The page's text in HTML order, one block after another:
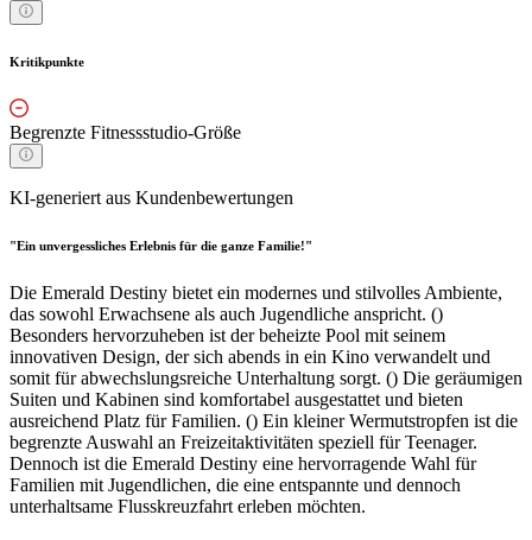
Kritikpunkte
Begrenzte Fitnessstudio-Größe
KI-generiert aus Kundenbewertungen
"Ein unvergessliches Erlebnis für die ganze Familie!"
Die Emerald Destiny bietet ein modernes und stilvolles Ambiente,
das sowohl Erwachsene als auch Jugendliche anspricht. ()
Besonders hervorzuheben ist der beheizte Pool mit seinem
innovativen Design, der sich abends in ein Kino verwandelt und
somit für abwechslungsreiche Unterhaltung sorgt. () Die geräumigen
Suiten und Kabinen sind komfortabel ausgestattet und bieten
ausreichend Platz für Familien. () Ein kleiner Wermutstropfen ist die
begrenzte Auswahl an Freizeitaktivitäten speziell für Teenager.
Dennoch ist die Emerald Destiny eine hervorragende Wahl für
Familien mit Jugendlichen, die eine entspannte und dennoch
unterhaltsame Flusskreuzfahrt erleben möchten.